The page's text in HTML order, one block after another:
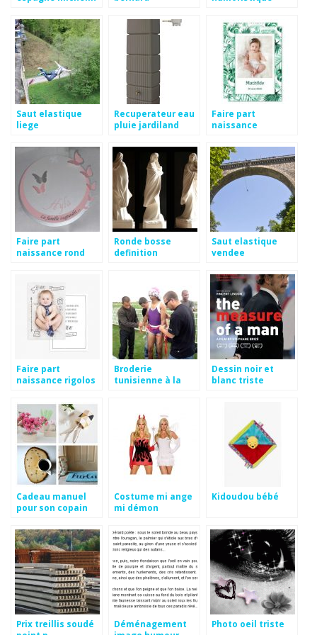
Saut elastique
liege
Recuperateur eau
pluie jardiland
Faire part
naissance
Faire part
naissance rond
Ronde bosse
definition
Saut elastique
vendee
Faire part
naissance rigolos
Broderie
tunisienne à la
Dessin noir et
blanc triste
Cadeau manuel
pour son copain
Costume mi ange
mi démon
Kidoudou bébé
Prix treillis soudé
Déménagement
Photo oeil triste